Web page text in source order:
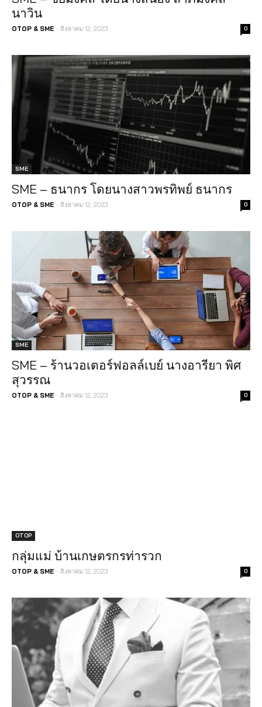
นาวิน
OTOP & SME - สิงหาคม 12, 2023 0
SME
SME – ธนากร โดยนางสาวพรทิพย์ ธนากร
OTOP & SME - สิงหาคม 12, 2023 0
SME
SME – ร้านวอเตอร์ฟอลล์เบย์ นางอารียา พิศ
สุวรรณ
OTOP & SME - สิงหาคม 12, 2023 0
OTOP
กลุ่มแม่ บ้านเกษตรกรท่ารวก
OTOP & SME - สิงหาคม 12, 2023 0